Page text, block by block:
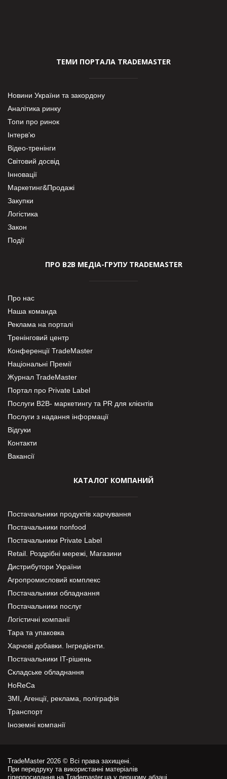
ТЕМИ ПОРТАЛА TRADEMASTER
Новини України та закордону
Аналітика ринку
Топи про ринок
Інтерв’ю
Відео-тренінги
Світовий досвід
Інновації
Маркетинг&Продажі
Закупки
Логістика
Закон
Події
ПРО В2В МЕДІА-ГРУПУ TRADEMASTER
Про нас
Наша команда
Реклама на порталі
Тренінговий центр
Конференції TradeMaster
Національні Премії
Журнал TradeMaster
Портал про Private Label
Послуги В2В- маркетингу та PR для клієнтів
Послуги з надання інформації
Відгуки
Контакти
Вакансії
КАТАЛОГ КОМПАНИЙ
Постачальники продуктів харчування
Постачальники nonfood
Постачальники Private Label
Retail. Роздрібні мережі, Магазини
Дистрибутори України
Агропромисловий комплекс
Постачальники обладнання
Постачальники послуг
Логістичні компанії
Тара та упаковка
Харчові добавки. Інгредієнти.
Постачальники IT-рішень
Складське обладнання
HoReCa
ЗМІ, Агенції, реклама, поліграфія
Транспорт
Іноземні компанії
TradeMaster 2026 © Всі права захищені.
При передруку та використанні матеріалів
гіперпосилання на Trademaster.ua у першому абзаці